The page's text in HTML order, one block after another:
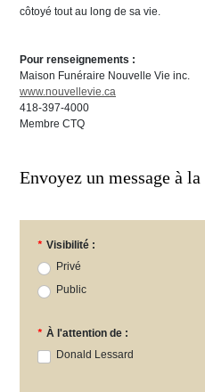
côtoyé tout au long de sa vie.
Pour renseignements :
Maison Funéraire Nouvelle Vie inc.
www.nouvellevie.ca
418-397-4000
Membre CTQ
Envoyez un message à
* Visibilité :
Privé
Public
* À l'attention de :
Donald Lessard